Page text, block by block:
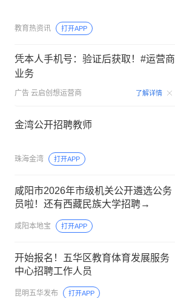
教育热资讯 打开APP
凭本人手机号：验证后获取！#运营商
业务
广告 云启创想运营商 了解详情
金湾公开招聘教师
珠海金湾 打开APP
咸阳市2026年市级机关公开遴选公务
员啦！还有西藏民族大学招聘→
咸阳本地宝 打开APP
开始报名！五华区教育体育发展服务
中心招聘工作人员
昆明五华发布 打开APP